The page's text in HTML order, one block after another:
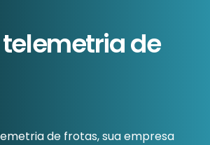
telemetria de
de frotas, sua empresa